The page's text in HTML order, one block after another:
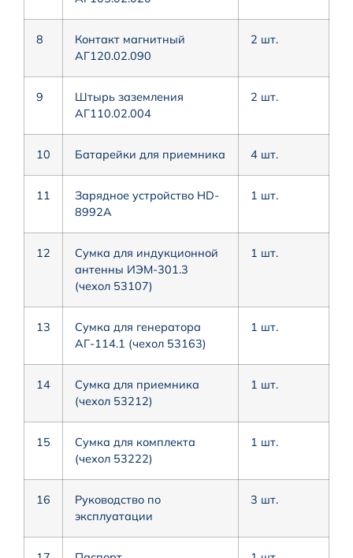
8
Контакт магнитный
АГ120.02.090
2 шт.
9
Штырь заземления
АГ110.02.004
2 шт.
10 Батарейки для приемника 4 шт.
11
Зарядное устройство HD-
8992A
1 шт.
12
Сумка для индукционной
антенны ИЭМ-301.3
(чехол 53107)
1 шт.
13
Сумка для генератора
АГ-114.1 (чехол 53163)
1 шт.
14
Сумка для приемника
(чехол 53212)
1 шт.
15
Сумка для комплекта
(чехол 53222)
1 шт.
16
Руководство по
эксплуатации
3 шт.